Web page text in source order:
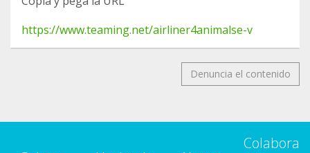
https://www.teaming.net/airliner4animalse-v
Denuncia el contenido
Colabora